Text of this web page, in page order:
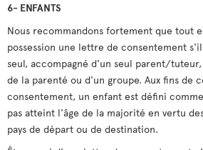
6- ENFANTS
Nous recommandons fortement que tout
possession une lettre de consentement
seul, accompagné d'un seul parent/
de la parenté ou d'un groupe. Aux fins de
consentement, un enfant est défini
pas atteint l'âge de la majorité en vertu
pays de départ ou de destination.